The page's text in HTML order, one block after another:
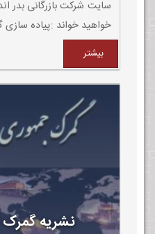
سایت شرکت بازرگانی بدر
خواهید خواند :پیاده
جدی در دستورکار گمرک
تسهیل تجارت کالاها و
بیشتر
نشریه گمرک